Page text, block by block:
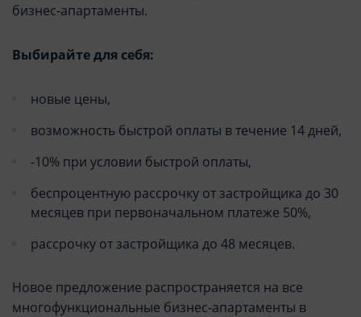
бизнес-апартаменты.
Выбирайте для себя:
новые цены,
возможность быстрой оплаты в течение 14 дней,
-10% при условии быстрой оплаты,
беспроцентную рассрочку от застройщика до 30
месяцев при первоначальном платеже 50%,
рассрочку от застройщика до 48 месяцев.
Новое предложение распространяется на все
многофункциональные бизнес-апартаменты в